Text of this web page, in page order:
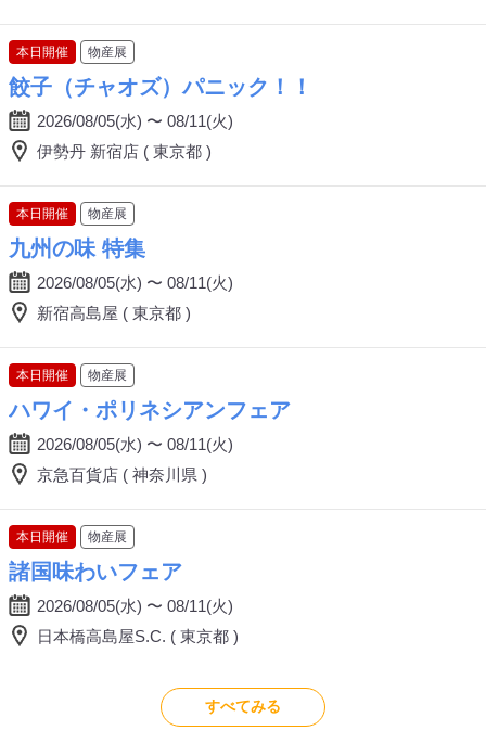
本日開催 物産展
餃子（チャオズ）パニック！！
2026/08/05(水) 〜 08/11(火)
伊勢丹 新宿店 ( 東京都 )
本日開催 物産展
九州の味 特集
2026/08/05(水) 〜 08/11(火)
新宿高島屋 ( 東京都 )
本日開催 物産展
ハワイ・ポリネシアンフェア
2026/08/05(水) 〜 08/11(火)
京急百貨店 ( 神奈川県 )
本日開催 物産展
諸国味わいフェア
2026/08/05(水) 〜 08/11(火)
日本橋高島屋S.C. ( 東京都 )
すべてみる